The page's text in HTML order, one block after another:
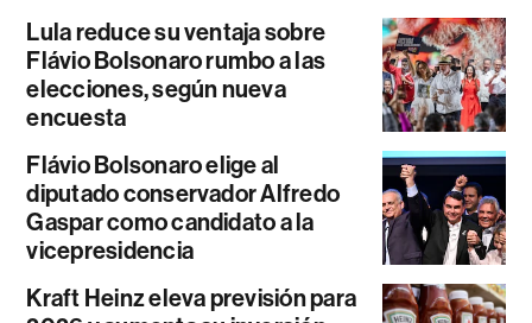
Lula reduce su ventaja sobre
Flávio Bolsonaro rumbo a las
elecciones, según nueva
encuesta
Flávio Bolsonaro elige al
diputado conservador Alfredo
Gaspar como candidato a la
vicepresidencia
Kraft Heinz eleva previsión para